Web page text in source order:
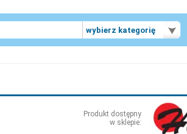
wybierz kategorię
Produkt dostępny
w sklepie: